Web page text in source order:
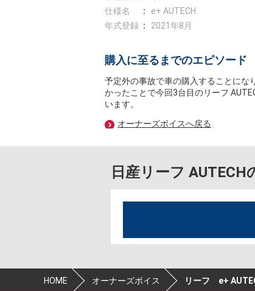
仕様名
e+ AUTECH
年式登録
2021年8月
購入に至るまでのエピソード
予定外の事故で車の購入することにな
かったことで今回3台目のリーフ
います。
オーナーズボイスへ戻る
日産リーフ AUTECH
HOME オーナーズボイス リーフ e+